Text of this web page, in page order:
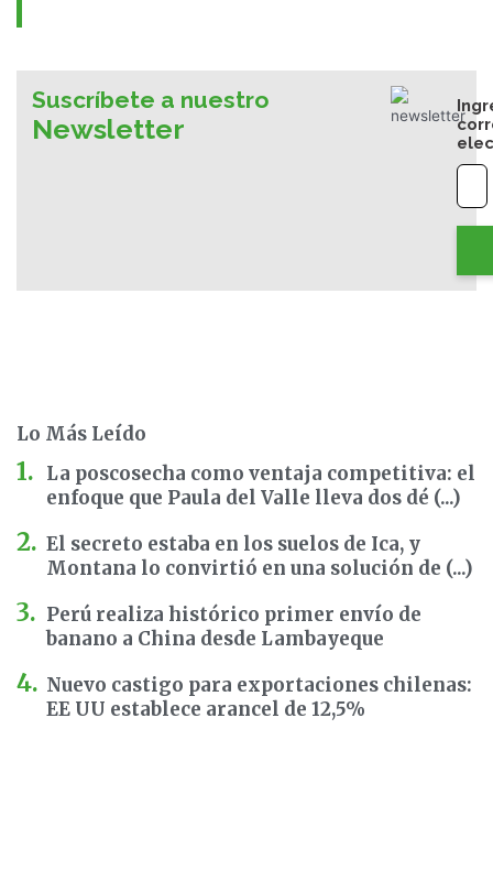
Suscríbete a nuestro
Newsletter
Lo Más Leído
La poscosecha como ventaja competitiva: el
enfoque que Paula del Valle lleva dos dé (...)
El secreto estaba en los suelos de Ica, y
Montana lo convirtió en una solución de (...)
Perú realiza histórico primer envío de
banano a China desde Lambayeque
Nuevo castigo para exportaciones chilenas:
EE UU establece arancel de 12,5%